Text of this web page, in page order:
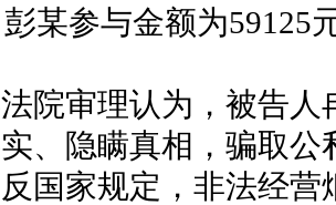
某参与金额为59125
审理认为，被告人
、隐瞒真相，骗取
国家规定，非法经